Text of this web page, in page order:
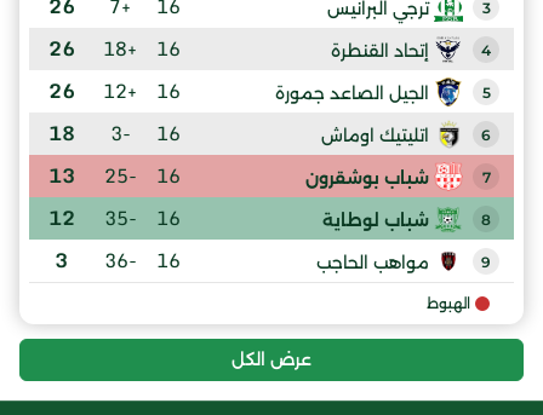
3 ترجي البرانيس
4 إتحاد القنطرة 16
+18
26
5 الجيل الصاعد جمورة 16
+12
26
6 اتليتيك اوماش 16
-3
18
7 شباب بوشقرون 16
-25
13
8 شباب لوطاية 16
-35
12
9 مواهب الحاجب 16
-36
3
الهبوط
عرض الكل